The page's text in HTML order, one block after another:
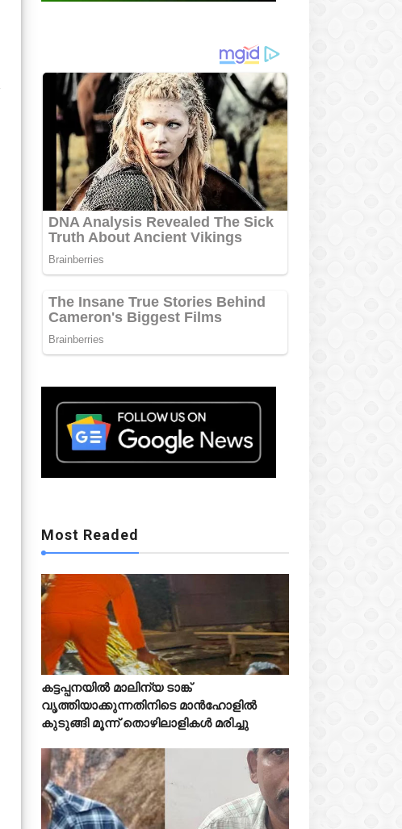
Most Readed
  
കട്ടപ്പനയിൽ മാലിന്യ ടാങ്ക്
വൃത്തിയാക്കുന്നതിനിടെ മാൻഹോളിൽ
കുടുങ്ങി മൂന്ന് തൊഴിലാളികൾ മരിച്ചു
Mostreaded
Mostreaded